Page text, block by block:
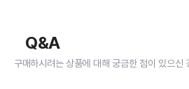
Q&A
구매하시려는 상품에 대해 궁금한 점이 있으신